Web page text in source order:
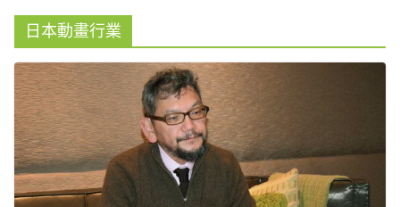
日本動畫行業